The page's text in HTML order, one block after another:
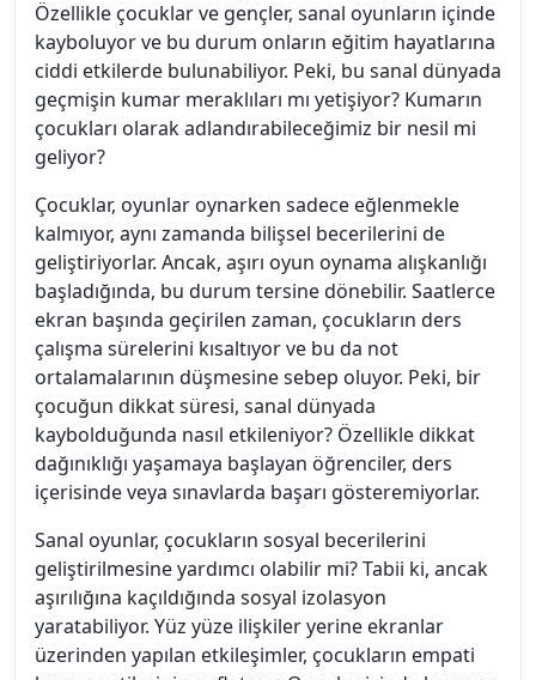
Özellikle çocuklar ve gençler, sanal oyunların içinde
kayboluyor ve bu durum onların eğitim hayatlarına
ciddi etkilerde bulunabiliyor. Peki, bu sanal dünyada
geçmişin kumar meraklıları mı yetişiyor? Kumarın
çocukları olarak adlandırabileceğimiz bir nesil mi
geliyor?
Çocuklar, oyunlar oynarken sadece eğlenmekle
kalmıyor, aynı zamanda bilişsel becerilerini de
geliştiriyorlar. Ancak, aşırı oyun oynama alışkanlığı
başladığında, bu durum tersine dönebilir. Saatlerce
ekran başında geçirilen zaman, çocukların ders
çalışma sürelerini kısaltıyor ve bu da not
ortalamalarının düşmesine sebep oluyor. Peki, bir
çocuğun dikkat süresi, sanal dünyada
kaybolduğunda nasıl etkileniyor? Özellikle dikkat
dağınıklığı yaşamaya başlayan öğrenciler, ders
içerisinde veya sınavlarda başarı gösteremiyorlar.
Sanal oyunlar, çocukların sosyal becerilerini
geliştirilmesine yardımcı olabilir mi? Tabii ki, ancak
aşırılığına kaçıldığında sosyal izolasyon
yaratabiliyor. Yüz yüze ilişkiler yerine ekranlar
üzerinden yapılan etkileşimler, çocukların empati